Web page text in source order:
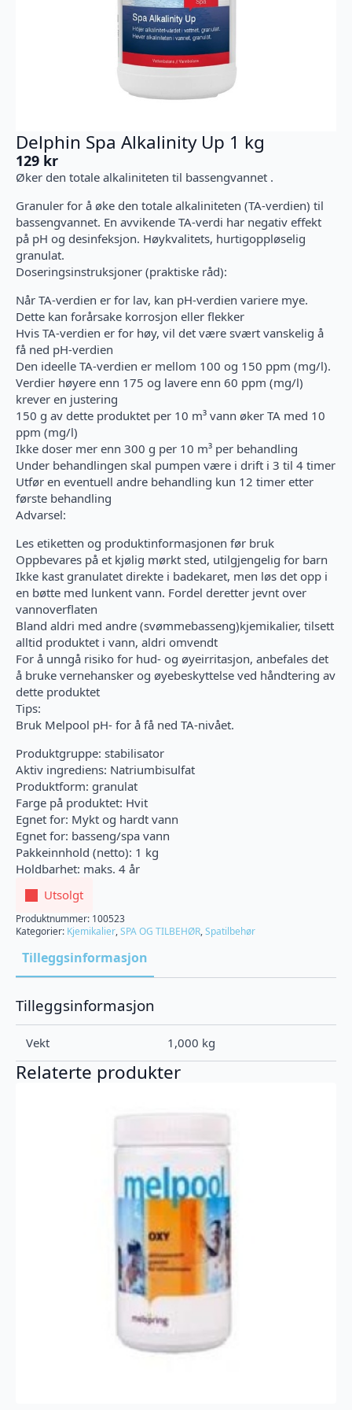
Delphin Spa Alkalinity Up 1 kg
129 kr
Øker den totale alkaliniteten til bassengvannet .
Granuler for å øke den totale alkaliniteten (TA-verdien) til
bassengvannet. En avvikende TA-verdi har negativ effekt
på pH og desinfeksjon. Høykvalitets, hurtigoppløselig
granulat.
Doseringsinstruksjoner (praktiske råd):
Når TA-verdien er for lav, kan pH-verdien variere mye.
Dette kan forårsake korrosjon eller flekker
Hvis TA-verdien er for høy, vil det være svært vanskelig å
få ned pH-verdien
Den ideelle TA-verdien er mellom 100 og 150 ppm (mg/l).
Verdier høyere enn 175 og lavere enn 60 ppm (mg/l)
krever en justering
150 g av dette produktet per 10 m³ vann øker TA med 10
ppm (mg/l)
Ikke doser mer enn 300 g per 10 m³ per behandling
Under behandlingen skal pumpen være i drift i 3 til 4 timer
Utfør en eventuell andre behandling kun 12 timer etter
første behandling
Advarsel:
Les etiketten og produktinformasjonen før bruk
Oppbevares på et kjølig mørkt sted, utilgjengelig for barn
Ikke kast granulatet direkte i badekaret, men løs det opp i
en bøtte med lunkent vann. Fordel deretter jevnt over
vannoverflaten
Bland aldri med andre (svømmebasseng)kjemikalier, tilsett
alltid produktet i vann, aldri omvendt
For å unngå risiko for hud- og øyeirritasjon, anbefales det
å bruke vernehansker og øyebeskyttelse ved håndtering av
dette produktet
Tips:
Bruk Melpool pH- for å få ned TA-nivået.
Produktgruppe: stabilisator
Aktiv ingrediens: Natriumbisulfat
Produktform: granulat
Farge på produktet: Hvit
Egnet for: Mykt og hardt vann
Egnet for: basseng/spa vann
Pakkeinnhold (netto): 1 kg
Holdbarhet: maks. 4 år
Utsolgt
Produktnummer: 100523
Kategorier: Kjemikalier,SPA OG TILBEHØR,Spatilbehør
Tilleggsinformasjon
Tilleggsinformasjon
Vekt 1,000 kg
Relaterte produkter